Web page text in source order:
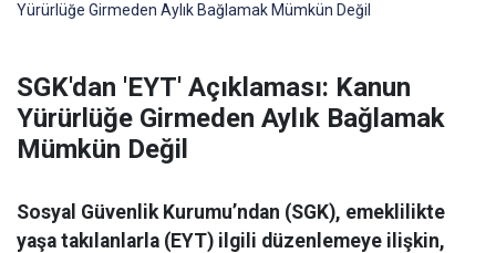
Yürürlüğe Girmeden Aylık Bağlamak Mümkün Değil
SGK'dan 'EYT' Açıklaması: Kanun
Yürürlüğe Girmeden Aylık Bağlamak
Mümkün Değil
Sosyal Güvenlik Kurumu’ndan (SGK), emeklilikte
yaşa takılanlarla (EYT) ilgili düzenlemeye ilişkin,